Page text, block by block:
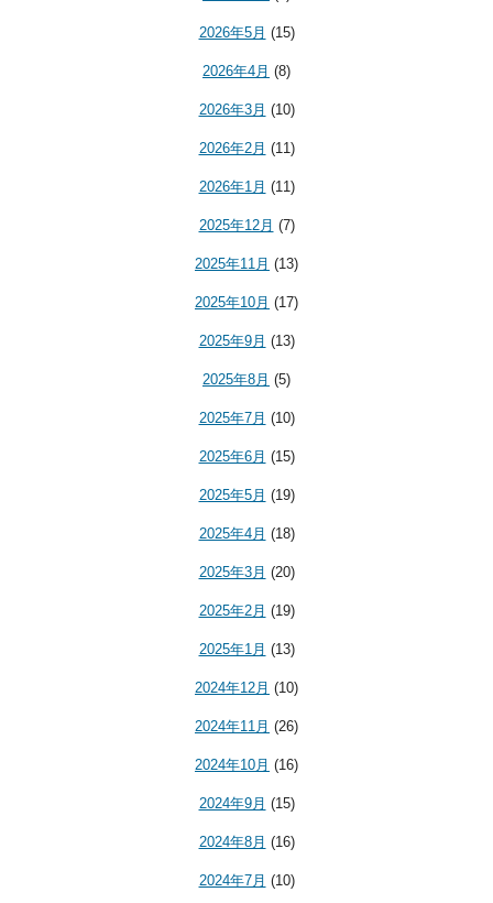
2026年5月 (15)
2026年4月 (8)
2026年3月 (10)
2026年2月 (11)
2026年1月 (11)
2025年12月 (7)
2025年11月 (13)
2025年10月 (17)
2025年9月 (13)
2025年8月 (5)
2025年7月 (10)
2025年6月 (15)
2025年5月 (19)
2025年4月 (18)
2025年3月 (20)
2025年2月 (19)
2025年1月 (13)
2024年12月 (10)
2024年11月 (26)
2024年10月 (16)
2024年9月 (15)
2024年8月 (16)
2024年7月 (10)